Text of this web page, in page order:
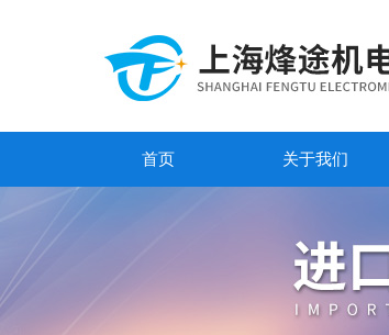
首页 关于我们